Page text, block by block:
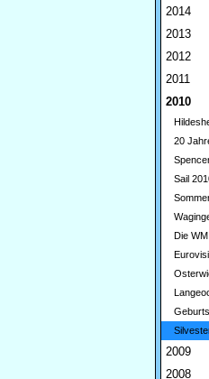
2014
2013
2012
2011
2010
20
Sail
Die
2009
2008